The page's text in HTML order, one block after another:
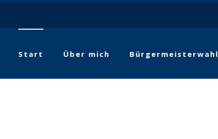
Start Über mich Bürgermeisterwahl